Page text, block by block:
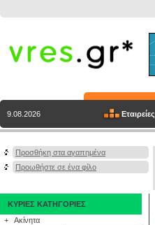
9.08.2026 Εταιρείες
Προσθήκη στα αγαπημένα
Προωθήστε σε ένα φίλο
ΚΥΡΙΕΣ ΚΑΤΗΓΟΡΙΕΣ
+
Ακίνητα